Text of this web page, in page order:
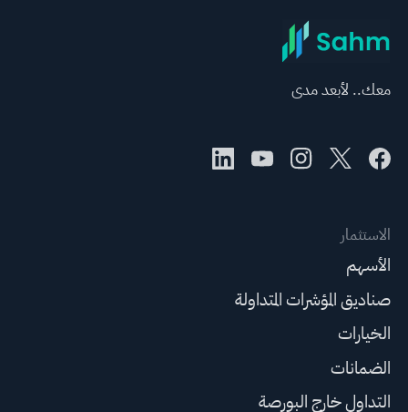
معك.. لأبعد مدى
الاستثمار
الأسهم
صناديق المؤشرات المتداولة
الخيارات
الضمانات
التداول خارج البورصة